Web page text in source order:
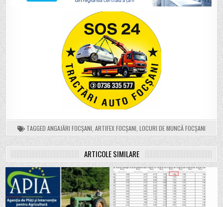
TAGGED ANGAJĂRI FOCȘANI ARTIFEX FOCȘANI LOCURI DE MUNCĂ FOCȘANI
ARTICOLE SIMILARE